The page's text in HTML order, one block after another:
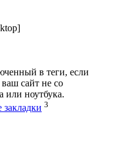
в теги, если
ваш сайт не со
или ноутбука.
3